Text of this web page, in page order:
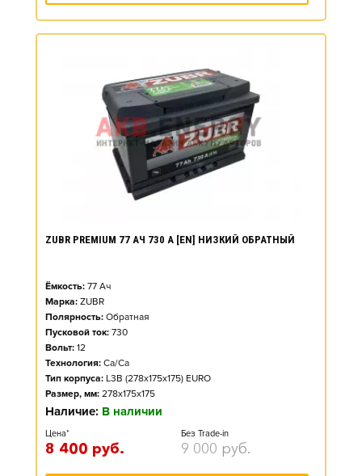
ZUBR PREMIUM 77 АЧ 730 А [EN] НИЗКИЙ ОБРАТНЫЙ
Ёмкость: 77 Ач
Марка: ZUBR
Полярность: Обратная
Пусковой ток: 730
Вольт: 12
Технология: Ca/Ca
Тип корпуса: L3B (278x175x175) EURO
Размер, мм: 278x175x175
Наличие: В наличии
Цена*
8 400 руб.
Без Trade-in
9 000 руб.